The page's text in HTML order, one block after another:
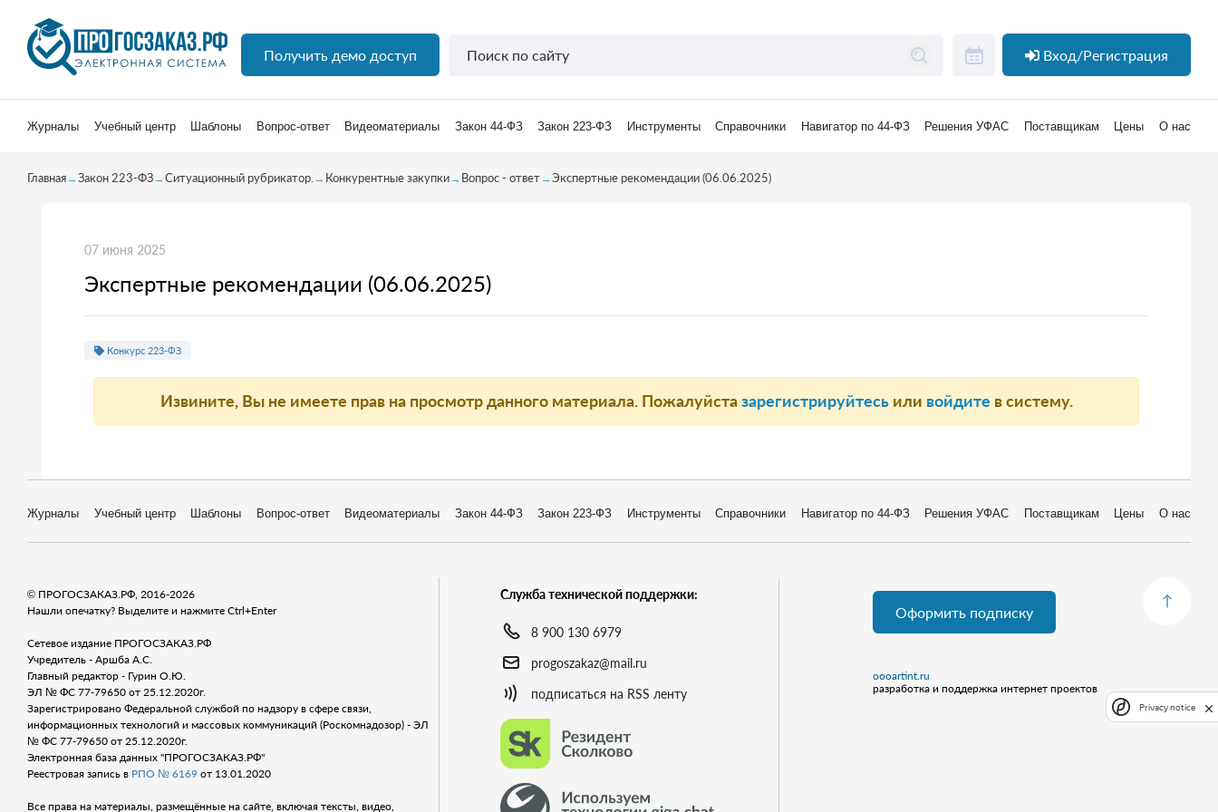
Получить демо доступ Вход/Регистрация
Журналы Учебный центр Шаблоны Вопрос-ответ Видеоматериалы Закон 44-ФЗ Закон 223-ФЗ Инструменты Справочники Навигатор по 44-ФЗ Решения УФАС Поставщикам Цены О нас
Главная→Закон 223-ФЗ→Ситуационный рубрикатор. →Конкурентные закупки→Вопрос - ответ→Экспертные рекомендации (06.06.2025)
07 июня 2025
Экспертные рекомендации (06.06.2025)
Конкурс 223-ФЗ
Извините, Вы не имеете прав на просмотр данного материала. Пожалуйстазарегистрируйтесьили войдите в систему.
Журналы Учебный центр Шаблоны Вопрос-ответ Видеоматериалы Закон 44-ФЗ Закон 223-ФЗ Инструменты Справочники Навигатор по 44-ФЗ Решения УФАС Поставщикам Цены О нас
© ПРОГОСЗАКАЗ.РФ, 2016-2026
Нашли опечатку? Выделите и нажмите Ctrl+Enter
Сетевое издание ПРОГОСЗАКАЗ.РФ
Учредитель - Аршба А.С.
Главный редактор - Гурин О.Ю.
ЭЛ № ФС 77-79650 от 25.12.2020г.
Зарегистрировано Федеральной службой по надзору в сфере связи,
информационных технологий и массовых коммуникаций (Роскомнадозор) - ЭЛ
№ ФС 77-79650 от 25.12.2020г.
Электронная база данных "ПРОГОСЗАКАЗ.РФ"
Реестровая запись в РПО № 6169 от 13.01.2020
Все права на материалы, размещённые на сайте, включая тексты, видео,
Служба технической поддержки:
8 900 130 6979
progoszakaz@mail.ru
подписаться на RSS ленту
Оформить подписку
oooartint.ru
разработка и поддержка интернет проектов
Privacy notice